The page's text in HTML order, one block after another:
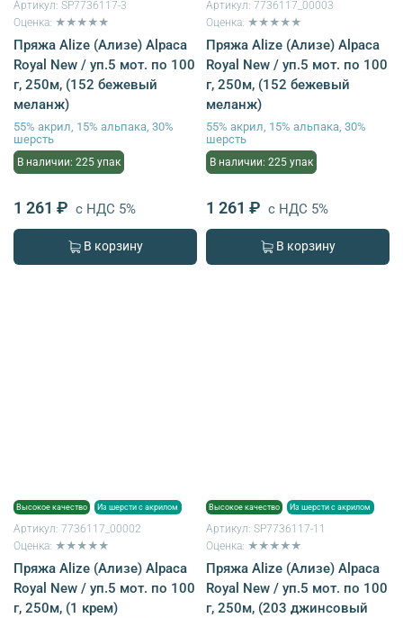
Артикул: SP7736117-3
Оценка: ★★★★★
Пряжа Alize (Ализе) Alpaca
Royal New / уп.5 мот. по 100
г, 250м, (152 бежевый
меланж)
55% акрил, 15% альпака, 30%
шерсть
В наличии: 225 упак
1 261 ₽ с НДС 5%
В корзину
Артикул: 7736117_00003
Оценка: ★★★★★
Пряжа Alize (Ализе) Alpaca
Royal New / уп.5 мот. по 100
г, 250м, (152 бежевый
меланж)
55% акрил, 15% альпака, 30%
шерсть
В наличии: 225 упак
1 261 ₽ с НДС 5%
В корзину
Высокое качество Из шерсти с акрилом
Артикул: 7736117_00002
Оценка: ★★★★★
Пряжа Alize (Ализе) Alpaca
Royal New / уп.5 мот. по 100
г, 250м, (1 крем)
Высокое качество Из шерсти с акрилом
Артикул: SP7736117-11
Оценка: ★★★★★
Пряжа Alize (Ализе) Alpaca
Royal New / уп.5 мот. по 100
г, 250м, (203 джинсовый